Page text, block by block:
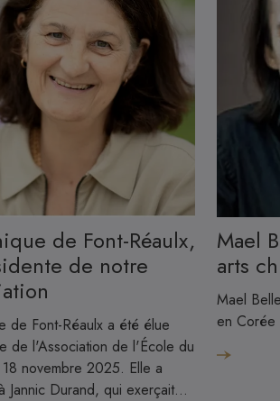
de notre
de Font-Réaulx a été élue
de l'Association de l'École du
novembre 2025. Elle a
Jannic Durand, qui exerçait…
Mael Bellec, passeur des
arts
Mael
en